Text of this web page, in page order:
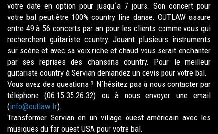
votre date en option pour jusqu´a 7 jours. Son concert pour
votre bal peut-être 100% country line danse. OUTLAW assure
entre 49 à 56 concerts par an pour les clients comme vous qui
recherchent guitariste country. Jouant plusieurs instruments
sur scéne et avec sa voix riche et chaud vous serait enchanter
par ses reprises des chansons country. Pour le meilleur
guitariste country à Servian demandez un devis pour votre bal.
Vous avez des questions ? N´hésitez pas à nous contacter par
téléphone (06.15.35.26.32) ou à nous envoyer une email
(info@outlaw.fr).
Transformer Servian en un village ouest américain avec les
musiques du far ouest USA pour votre bal.